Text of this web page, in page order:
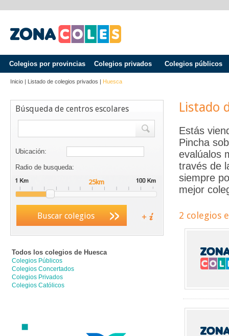
Colegios por provincias Colegios privados Colegios públicos
Inicio | Listado de colegios privados | Huesca
Búsqueda de centros escolares
Ubicación:
Radio de busqueda:
Buscar colegios
Todos los colegios de Huesca
Colegios Públicos
Colegios Concertados
Colegios Privados
Colegios Católicos
Listado
Estás
Pincha
evalúalos
través de
siempre
mejor
2 colegios